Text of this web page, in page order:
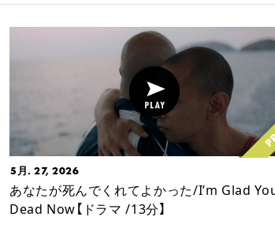
5月. 27, 2026
あなたが死んでくれてよかった/I’m Glad
Dead Now【ドラマ /13分】